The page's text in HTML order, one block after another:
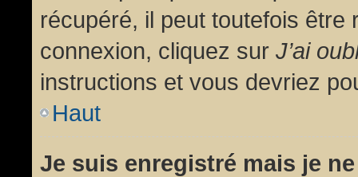
récupéré, il peut toutefois être
connexion, cliquez sur J’ai
instructions et vous devriez
Haut
Je suis enregistré mais je